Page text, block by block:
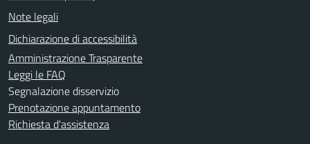
Note legali
Dichiarazione di accessibilità
Amministrazione Trasparente
Leggi le FAQ
Segnalazione disservizio
Prenotazione appuntamento
Richiesta d'assistenza